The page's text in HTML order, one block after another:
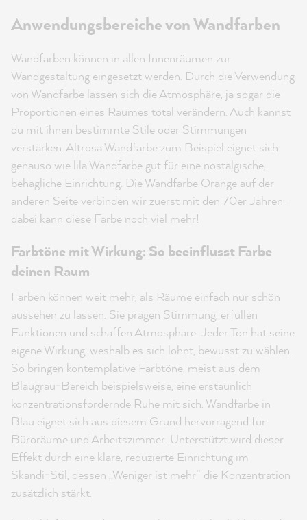
Anwendungsbereiche von Wandfarben
Wandfarben können in allen Innenräumen zur
Wandgestaltung eingesetzt werden. Durch die Verwendung
von Wandfarbe lassen sich die Atmosphäre, ja sogar die
Proportionen eines Raumes total verändern. Auch kannst
du mit ihnen bestimmte Stile oder Stimmungen
verstärken. Altrosa Wandfarbe zum Beispiel eignet sich
genauso wie lila Wandfarbe gut für eine nostalgische,
behagliche Einrichtung. Die Wandfarbe Orange auf der
anderen Seite verbinden wir zuerst mit den 70er Jahren -
dabei kann diese Farbe noch viel mehr!
Farbtöne mit Wirkung: So beeinflusst Farbe
deinen Raum
Farben können weit mehr, als Räume einfach nur schön
aussehen zu lassen. Sie prägen Stimmung, erfüllen
Funktionen und schaffen Atmosphäre. Jeder Ton hat seine
eigene Wirkung, weshalb es sich lohnt, bewusst zu wählen.
So bringen kontemplative Farbtöne, meist aus dem
Blaugrau‑Bereich beispielsweise, eine erstaunlich
konzentrationsfördernde Ruhe mit sich. Wandfarbe in
Blau eignet sich aus diesem Grund hervorragend für
Büroräume und Arbeitszimmer. Unterstützt wird dieser
Effekt durch eine klare, reduzierte Einrichtung im
Skandi‑Stil, dessen „Weniger ist mehr“ die Konzentration
zusätzlich stärkt.